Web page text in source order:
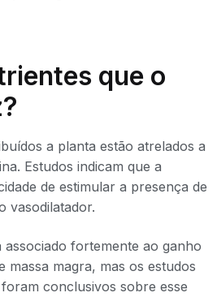
que o
a planta estão atrelados a
Estudos indicam que a
de estimular a presença de
vasodilatador.
fortemente ao ganho
massa magra, mas os estudos
conclusivos sobre esse